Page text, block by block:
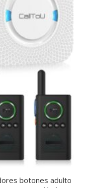
botones adulto